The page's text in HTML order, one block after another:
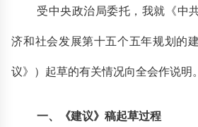
受中央政治局委托，我就《中
济和社会发展第十五个五年规划的
议》）起草的有关情况向全会作说明。
一、《建议》稿起草过程